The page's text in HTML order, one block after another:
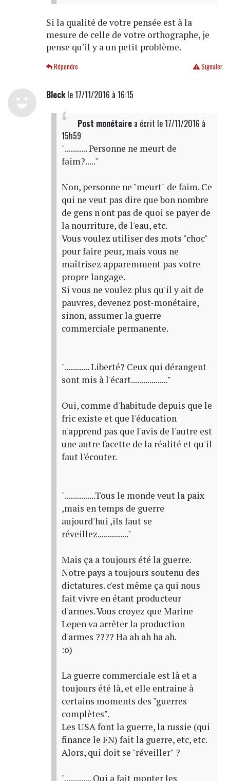
Si la qualité de votre pensée est à la
mesure de celle de votre orthographe, je
pense qu'il y a un petit problème.
Signaler
Répondre
Bleckle 17/11/2016 à 16:15
Post monétairea écrit le 17/11/2016 à
15h59
"........... Personne ne meurt de
faim?....."
Non, personne ne "meurt" de faim. Ce
qui ne veut pas dire que bon nombre
de gens n'ont pas de quoi se payer de
la nourriture, de l'eau, etc.
Vous voulez utiliser des mots "choc"
pour faire peur, mais vous ne
maîtrisez apparemment pas votre
propre langage.
Si vous ne voulez plus qu'il y ait de
pauvres, devenez post-monétaire,
sinon, assumer la guerre
commerciale permanente.
"............ Liberté? Ceux qui dérangent
sont mis à l'écart.................."
Oui, comme d'habitude depuis que le
fric existe et que l'éducation
n'apprend pas que l'avis de l'autre est
une autre facette de la réalité et qu'il
faut l'écouter.
"...............Tous le monde veut la paix
,mais en temps de guerre
aujourd'hui ,ils faut se
réveillez..............."
Mais ça a toujours été la guerre.
Notre pays a toujours soutenu des
dictatures. c'est même ça qui nous
fait vivre en étant producteur
d'armes. Vous croyez que Marine
Lepen va arrêter la production
d'armes ???? Ha ah ah ha ah.
:o)
La guerre commerciale est là et a
toujours été là, et elle entraine à
certains moments des "guerres
complètes".
Les USA font la guerre, la russie (qui
finance le FN) fait la guerre, etc, etc.
Alors, qui doit se "réveiller" ?
"............. Qui a fait monter les